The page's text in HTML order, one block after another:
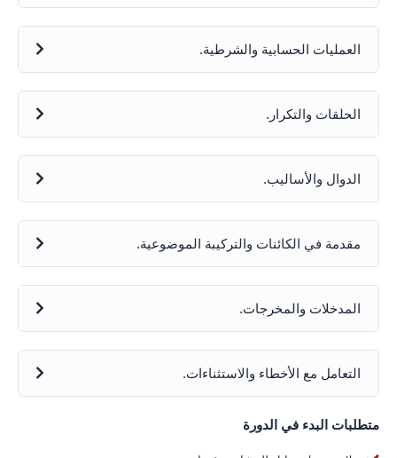
العمليات الحسابية والشرطية.
الحلقات والتكرار.
الدوال والأساليب.
مقدمة في الكائنات والتركيبة الموضوعية.
المدخلات والمخرجات.
التعامل مع الأخطاء والاستثناءات.
متطلبات البدء في الدورة